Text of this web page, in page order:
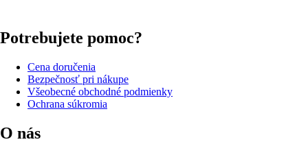
Potrebujete pomoc?
Cena doručenia
Bezpečnosť pri nákupe
Všeobecné obchodné podmienky
Ochrana súkromia
O nás